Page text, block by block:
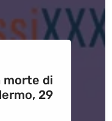
morte di
29